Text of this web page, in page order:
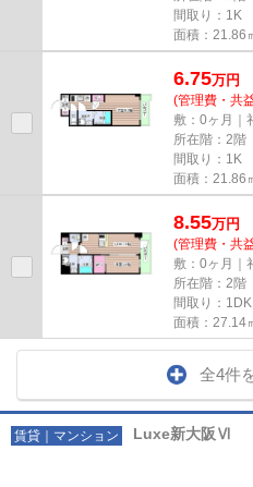
間取り：1K
面積：21.86
6.75万円
(管理費・共
敷：0ヶ月｜
所在階：2階
間取り：1K
面積：21.86
8.55万円
(管理費・共
敷：0ヶ月｜
所在階：2階
間取り：1DK
面積：27.14
全4件
賃貸｜マンション Luxe新大阪Ⅵ